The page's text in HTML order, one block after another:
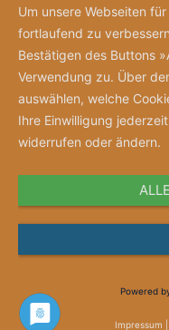
Um unsere Webseiten
fortlaufend zu
Bestätigen des Buttons
Verwendung zu. Über
auswählen, welche
Ihre Einwilligung
widerrufen oder ändern.
Powered
Impressum